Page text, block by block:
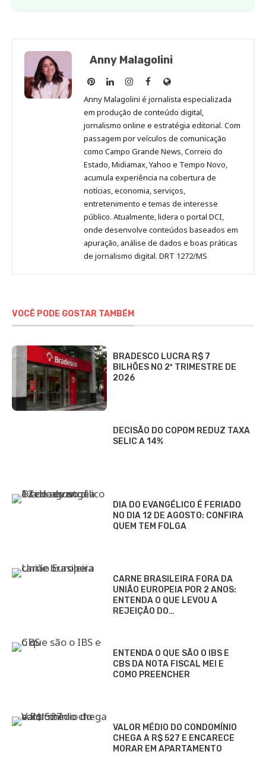
Anny Malagolini
Anny
Malagolini
no
Pinterest
Anny
Malagolini
no
LinkedIn
Anny
Malagolini
no
Instagram
Anny
Malagolini
no
Facebook
Site
de
Anny
Malagolini
Anny Malagolini é jornalista especializada
em produção de conteúdo digital,
jornalismo online e estratégia editorial. Com
passagem por veículos de comunicação
como Campo Grande News, Correio do
Estado, Midiamax, Yahoo e Tempo Novo,
acumula experiência na cobertura de
notícias, economia, serviços,
entretenimento e temas de interesse
público. Atualmente, lidera o portal DCI,
onde desenvolve conteúdos baseados em
apuração, análise de dados e boas práticas
de jornalismo digital. DRT 1272/MS
VOCÊ PODE GOSTAR TAMBÉM
BRADESCO LUCRA R$ 7
BILHÕES NO 2º TRIMESTRE DE
2026
DECISÃO DO COPOM REDUZ TAXA
SELIC A 14%
DIA DO EVANGÉLICO É FERIADO
NO DIA 12 DE AGOSTO: CONFIRA
QUEM TEM FOLGA
CARNE BRASILEIRA FORA DA
UNIÃO EUROPEIA POR 2 ANOS:
ENTENDA O QUE LEVOU A
REJEIÇÃO DO…
ENTENDA O QUE SÃO O IBS E
CBS DA NOTA FISCAL MEI E
COMO PREENCHER
VALOR MÉDIO DO CONDOMÍNIO
CHEGA A R$ 527 E ENCARECE
MORAR EM APARTAMENTO